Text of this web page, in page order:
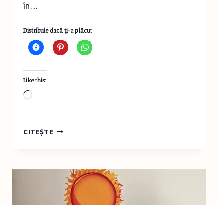
în…
Distribuie dacă ţi-a plăcut
Like this:
Loading…
CITEȘTEBOOK
PORTRETELE
UNEI
CĂSNICII,
SÁNDOR